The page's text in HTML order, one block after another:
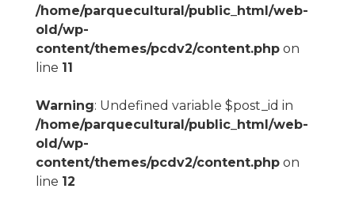
/home/parquecultural/public_html/web-
old/wp-
content/themes/pcdv2/content.phpon
line 11
Warning: Undefined variable $post_id in
/home/parquecultural/public_html/web-
old/wp-
content/themes/pcdv2/content.phpon
line 12